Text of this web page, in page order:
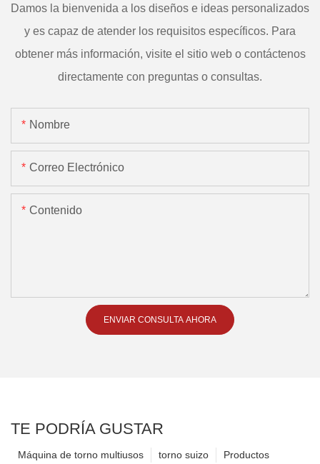
Damos la bienvenida a los diseños e ideas personalizados
y es capaz de atender los requisitos específicos. Para
obtener más información, visite el sitio web o contáctenos
directamente con preguntas o consultas.
Nombre
Correo Electrónico
Contenido
ENVIAR CONSULTA AHORA
TE PODRÍA GUSTAR
Productos
torno suizo
Máquina de torno multiusos